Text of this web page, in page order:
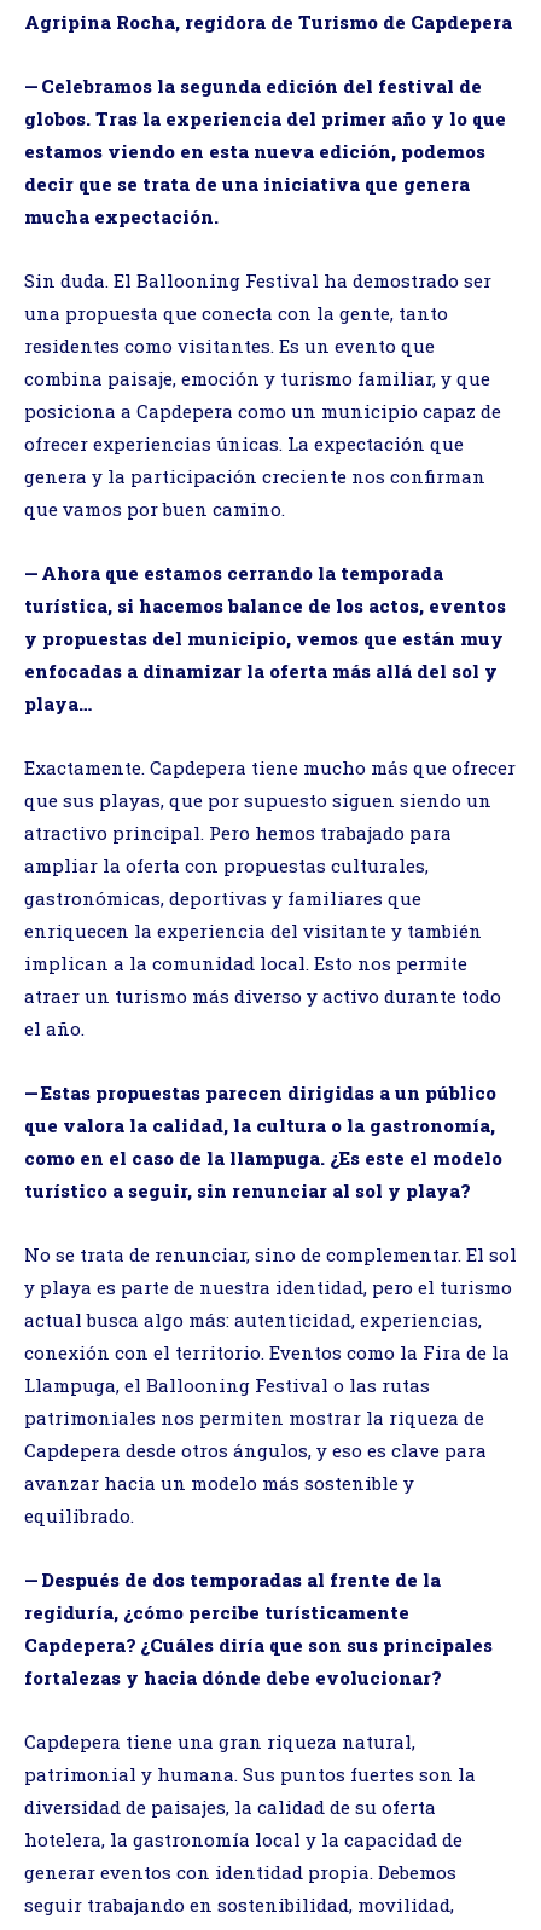
Agripina Rocha, regidora de Turismo de Capdepera
— Celebramos la segunda edición del festival de
globos. Tras la experiencia del primer año y lo que
estamos viendo en esta nueva edición, podemos
decir que se trata de una iniciativa que genera
mucha expectación.
Sin duda. El Ballooning Festival ha demostrado ser
una propuesta que conecta con la gente, tanto
residentes como visitantes. Es un evento que
combina paisaje, emoción y turismo familiar, y que
posiciona a Capdepera como un municipio capaz de
ofrecer experiencias únicas. La expectación que
genera y la participación creciente nos confirman
que vamos por buen camino.
— Ahora que estamos cerrando la temporada
turística, si hacemos balance de los actos, eventos
y propuestas del municipio, vemos que están muy
enfocadas a dinamizar la oferta más allá del sol y
playa…
Exactamente. Capdepera tiene mucho más que ofrecer
que sus playas, que por supuesto siguen siendo un
atractivo principal. Pero hemos trabajado para
ampliar la oferta con propuestas culturales,
gastronómicas, deportivas y familiares que
enriquecen la experiencia del visitante y también
implican a la comunidad local. Esto nos permite
atraer un turismo más diverso y activo durante todo
el año.
— Estas propuestas parecen dirigidas a un público
que valora la calidad, la cultura o la gastronomía,
como en el caso de la llampuga. ¿Es este el modelo
turístico a seguir, sin renunciar al sol y playa?
No se trata de renunciar, sino de complementar. El sol
y playa es parte de nuestra identidad, pero el turismo
actual busca algo más: autenticidad, experiencias,
conexión con el territorio. Eventos como la Fira de la
Llampuga, el Ballooning Festival o las rutas
patrimoniales nos permiten mostrar la riqueza de
Capdepera desde otros ángulos, y eso es clave para
avanzar hacia un modelo más sostenible y
equilibrado.
— Después de dos temporadas al frente de la
regiduría, ¿cómo percibe turísticamente
Capdepera? ¿Cuáles diría que son sus principales
fortalezas y hacia dónde debe evolucionar?
Capdepera tiene una gran riqueza natural,
patrimonial y humana. Sus puntos fuertes son la
diversidad de paisajes, la calidad de su oferta
hotelera, la gastronomía local y la capacidad de
generar eventos con identidad propia. Debemos
seguir trabajando en sostenibilidad, movilidad,